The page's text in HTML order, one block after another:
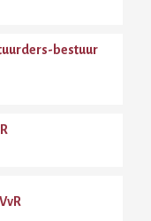
bestuur